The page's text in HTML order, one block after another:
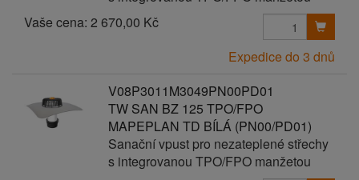
Vaše cena: 2 670,00 Kč
Expedice do 3 dnů
V08P3011M3049PN00PD01
TW SAN BZ 125 TPO/FPO
MAPEPLAN TD BÍLÁ (PN00/PD01)
Sanační vpust pro nezateplené střechy
s integrovanou TPO/FPO manžetou